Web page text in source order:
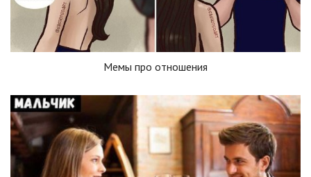
Мемы про отношения